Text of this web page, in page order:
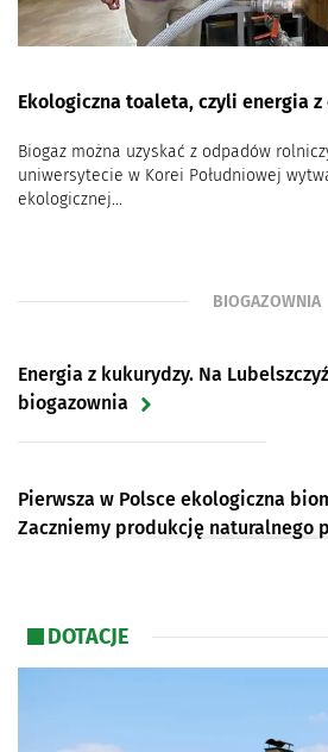
Naukowcy z Krakowa opracowali
Ekologiczna toaleta, czyli energia
Biogaz można uzyskać z odpadów
uniwersytecie w Korei Południowej
ekologicznej...
BIOGAZOWNIA
Energia z kukurydzy. Na
biogazownia
Pierwsza w Polsce ekologiczna
Zaczniemy produkcję naturalnego
mieszkańców w Wielkopolsce
Gospodarka o obiegu zamkniętym
lepsza praca biogazowni [WYWIAD]
DOTACJE